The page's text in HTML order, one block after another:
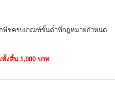
พืชครบเกณฑ์ขั้นต่ำที่กฎหมายกำหนด
งสิ้น 1,000 บาท